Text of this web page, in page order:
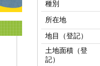
種別
所在地
地目（登記）
土地面積（登
記）